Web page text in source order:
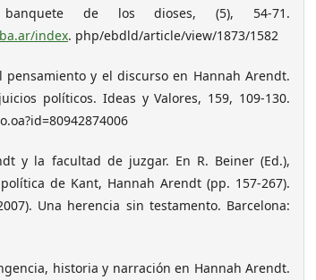
de los dioses, (5), 54-71.
index. php/ebdld/article/view/1873/1582
pensamiento y el discurso en Hannah Arendt.
políticos. Ideas y Valores, 159, 109-130.
y la facultad de juzgar. En R. Beiner (Ed.),
de Kant, Hannah Arendt (pp. 157-267).
Una herencia sin testamento. Barcelona:
historia y narración en Hannah Arendt.